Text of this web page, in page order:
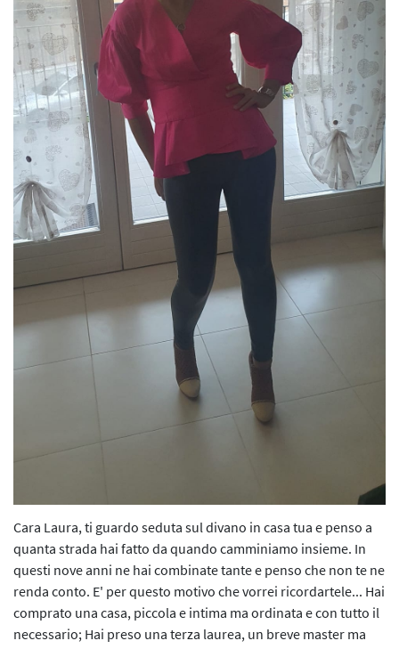
L’iniziativa 2022
L’iniziativa 2023
L’iniziativa 2024
L’iniziativa 2025
Cara Laura, ti guardo seduta sul divano in casa tua e penso a
quanta strada hai fatto da quando camminiamo insieme. In
questi nove anni ne hai combinate tante e penso che non te ne
renda conto. E' per questo motivo che vorrei ricordartele... Hai
comprato una casa, piccola e intima ma ordinata e con tutto il
necessario; Hai preso una terza laurea, un breve master ma